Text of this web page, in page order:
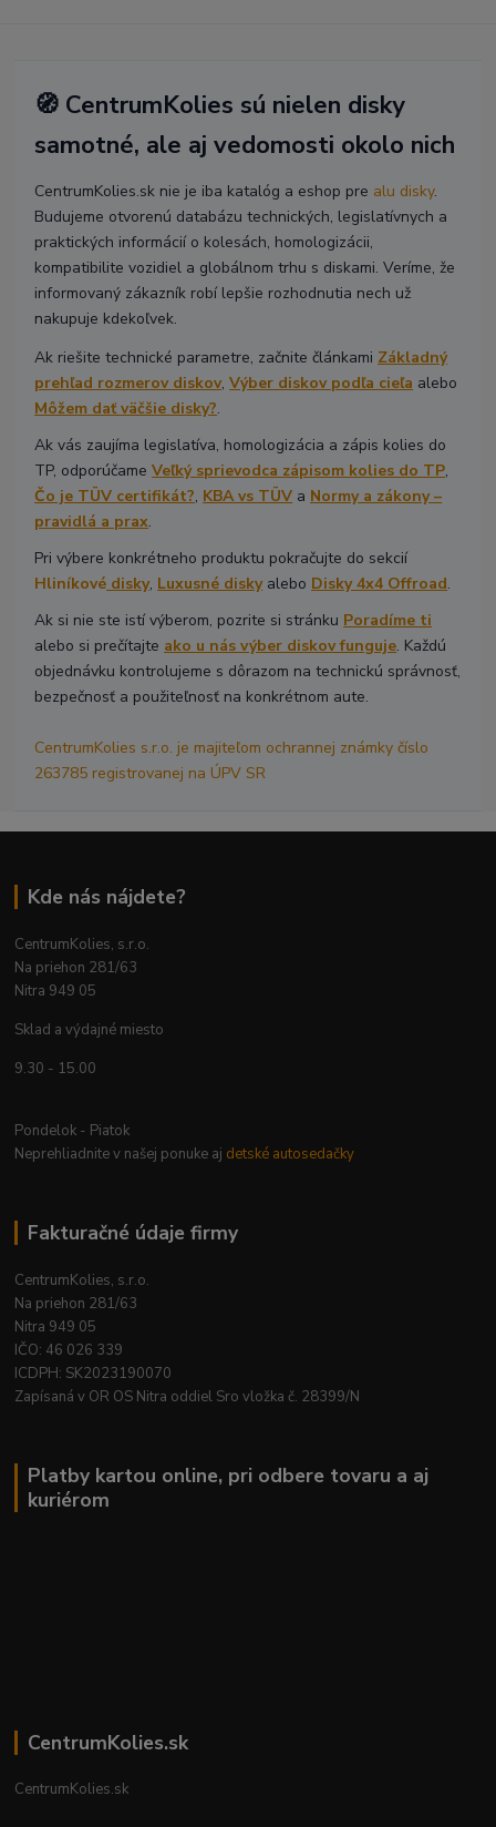
🧭 CentrumKolies sú nielen disky
samotné, ale aj vedomosti okolo nich
CentrumKolies.sk nie je iba katalóg a eshop pre alu disky.
Budujeme otvorenú databázu technických, legislatívnych a
praktických informácií o kolesách, homologizácii,
kompatibilite vozidiel a globálnom trhu s diskami. Veríme, že
informovaný zákazník robí lepšie rozhodnutia nech už
nakupuje kdekoľvek.
Ak riešite technické parametre, začnite článkami Základný
prehľad rozmerov diskov,Výber diskov podľa cieľa alebo
Môžem dať väčšie disky?.
Ak vás zaujíma legislatíva, homologizácia a zápis kolies do
TP, odporúčameVeľký sprievodca zápisom kolies do TP,
Čo je TÜV certifikát?, KBA vs TÜV a Normy a zákony –
pravidlá a prax.
Pri výbere konkrétneho produktu pokračujte do sekcií
Hliníkové disky, Luxusné diskyalebo Disky 4x4 Offroad.
Ak si nie ste istí výberom, pozrite si stránku Poradíme ti
alebo si prečítajte ako u nás výber diskov funguje. Každú
objednávku kontrolujeme s dôrazom na technickú správnosť,
bezpečnosť a použiteľnosť na konkrétnom aute.
CentrumKolies s.r.o. je majiteľom ochrannej známky číslo
263785 registrovanej na ÚPV SR
Kde nás nájdete?
CentrumKolies, s.r.o.
Na priehon 281/63
Nitra 949 05
Sklad a výdajné miesto
9.30 - 15.00
Pondelok - Piatok
Neprehliadnite v našej ponuke aj detské autosedačky
Fakturačné údaje firmy
CentrumKolies, s.r.o.
Na priehon 281/63
Nitra 949 05
IČO: 46 026 339
ICDPH: SK2023190070
Zapísaná v OR OS Nitra oddiel Sro vložka č. 28399/N
Platby kartou online, pri odbere tovaru a aj
kuriérom
CentrumKolies.sk
CentrumKolies.sk